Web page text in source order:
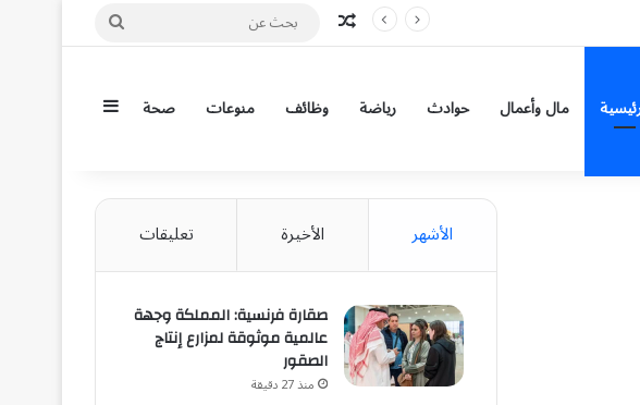
مقال عشوائي
بحث
مال وأعمال حوادث رياضة وظائف منوعات صحة إضافة عمود
الأشهر الأخيرة تعليقات
صقارة فرنسية: المملكة وجهة
عالمية موثوقة لمزارع إنتاج
الصقور
منذ 27 دقيقة